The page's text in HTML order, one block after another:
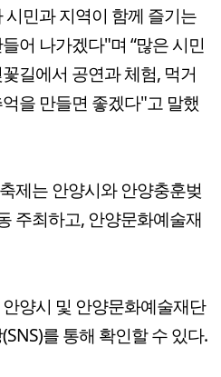
민과 지역이 함께 즐기는
어 나가겠다"며 “많은 시민
길에서 공연과 체험, 먹거
을 만들면 좋겠다"고 말했
제는 안양시와 안양충훈벚
주최하고, 안양문화예술재
양시 및 안양문화예술재단
를 통해 확인할 수 있다.